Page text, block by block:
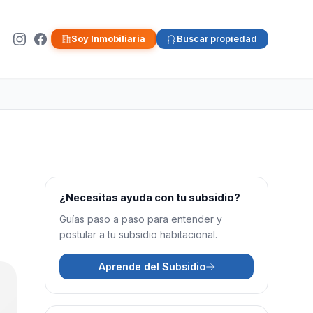
Soy Inmobiliaria Buscar propiedad
¿Necesitas ayuda con tu subsidio?
Guías paso a paso para entender y
postular a tu subsidio habitacional.
Aprende del Subsidio